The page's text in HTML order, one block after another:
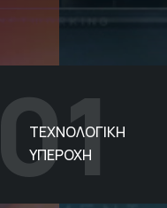
01
ΤΕΧΝΟΛΟΓΙΚΗ
ΥΠΕΡΟΧΗ